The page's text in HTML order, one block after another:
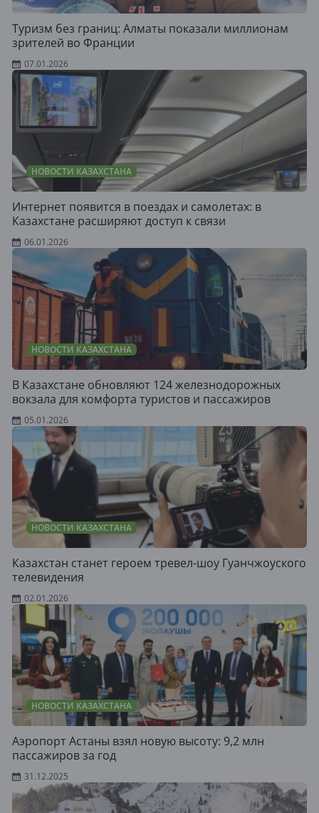
Туризм без границ: Алматы показали миллионам
зрителей во Франции
07.01.2026
НОВОСТИ КАЗАХСТАНА
Интернет появится в поездах и самолетах: в
Казахстане расширяют доступ к связи
06.01.2026
НОВОСТИ КАЗАХСТАНА
В Казахстане обновляют 124 железнодорожных
вокзала для комфорта туристов и пассажиров
05.01.2026
НОВОСТИ КАЗАХСТАНА
Казахстан станет героем тревел-шоу Гуанчжоуского
телевидения
02.01.2026
НОВОСТИ КАЗАХСТАНА
Аэропорт Астаны взял новую высоту: 9,2 млн
пассажиров за год
31.12.2025